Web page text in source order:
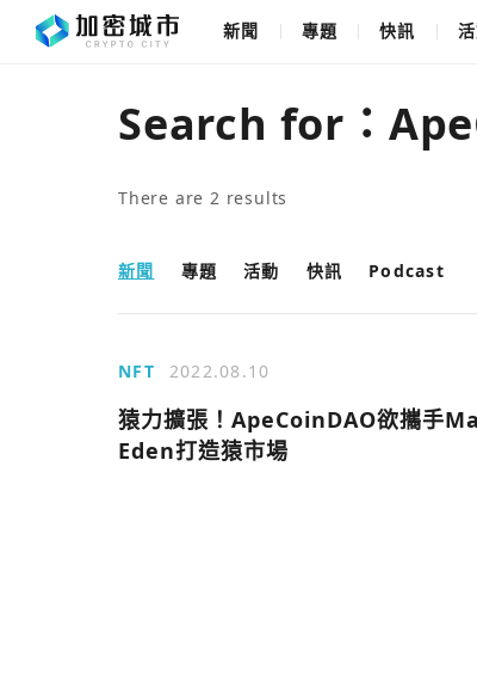
新聞 專題 快訊
Search for：
There are 2 results
新聞 專題 活動 快訊 Podcast
NFT 2022.08.10
猿力擴張！ApeCoinDAO欲攜手
Eden打造猿市場